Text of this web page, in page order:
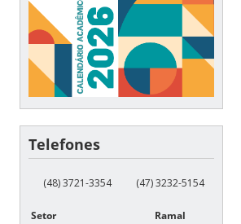
Telefones
(48) 3721-3354 (47) 3232-5154
Setor
Ramal